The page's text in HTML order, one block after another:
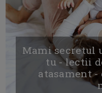
Mami secretul
tu - lectii
atasament